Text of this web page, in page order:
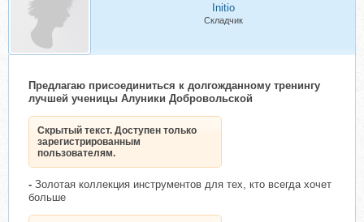
Initio
Складчик
Предлагаю присоединиться к долгожданному тренингу
лучшей ученицы Алуники Добровольской
Скрытый текст. Доступен только
зарегистрированным
пользователям.
- Золотая коллекция инструментов для тех, кто всегда хочет
больше